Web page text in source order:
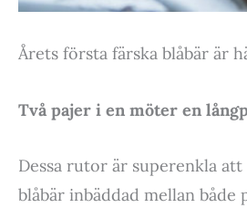
Årets första färska blåbär är
Två pajer i en möter en
Dessa rutor är superenkla
blåbär inbäddad mellan både